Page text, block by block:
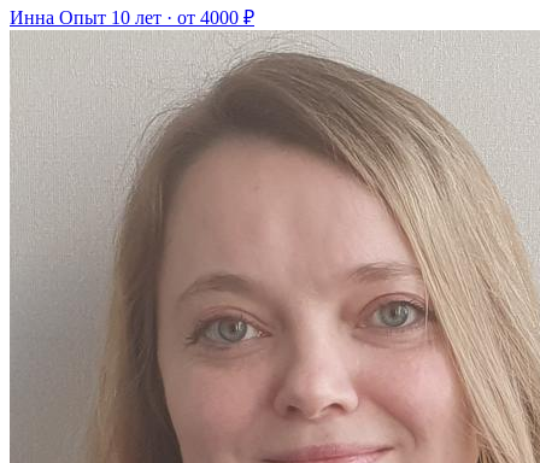
Инна Опыт 10 лет · от 4000 ₽